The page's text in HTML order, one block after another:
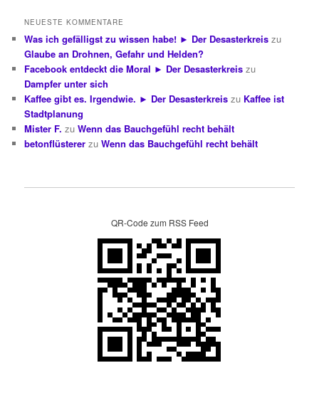
NEUESTE KOMMENTARE
Was ich gefälligst zu wissen habe! ► Der Desasterkreis zu
Glaube an Drohnen, Gefahr und Helden?
Facebook entdeckt die Moral ► Der Desasterkreis zu
Dampfer unter sich
Kaffee gibt es. Irgendwie. ► Der Desasterkreis zu Kaffee ist
Stadtplanung
Mister F. zuWenn das Bauchgefühl recht behält
betonflüsterer zuWenn das Bauchgefühl recht behält
QR-Code zum RSS Feed